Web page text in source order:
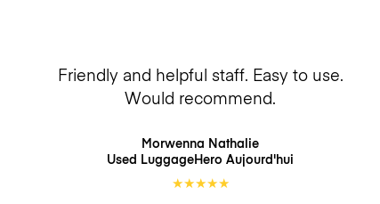
Friendly and helpful staff. Easy to use.
Would recommend.
Morwenna Nathalie
Used LuggageHero Aujourd'hui
★★★★★